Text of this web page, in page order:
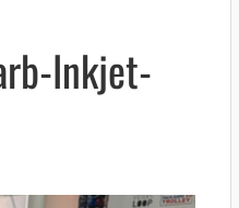
Inkjet-